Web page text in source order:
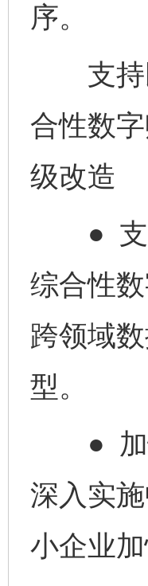
序。
支持民
合性数
级改造
● 支持
综合性
跨领域
型。
● 加快
深入实
小企业